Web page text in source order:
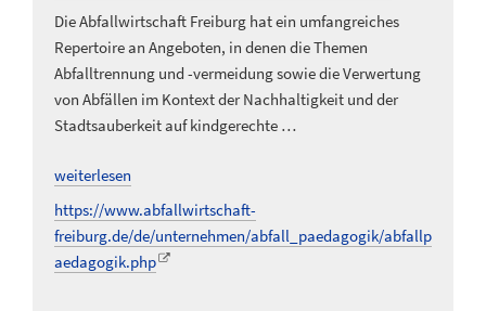
Die Abfallwirtschaft Freiburg hat ein umfangreiches
Repertoire an Angeboten, in denen die Themen
Abfalltrennung und -vermeidung sowie die Verwertung
von Abfällen im Kontext der Nachhaltigkeit und der
Stadtsauberkeit auf kindgerechte …
weiterlesen
https://www.abfallwirtschaft-
freiburg.de/de/unternehmen/abfall_paedagogik/abfallp
aedagogik.php